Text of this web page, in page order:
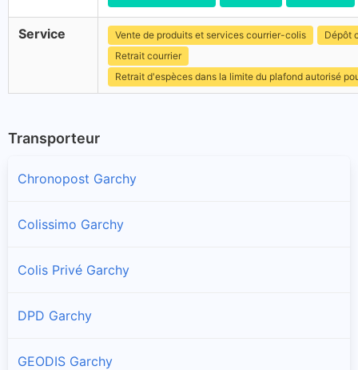
Service Vente de produits et services courrier-colis
Dépôt
Retrait courrier
Retrait d'espèces dans la limite du plafond autorisé
Transporteur
Chronopost Garchy
Colissimo Garchy
Colis Privé Garchy
DPD Garchy
GEODIS Garchy